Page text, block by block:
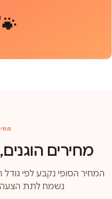
מחירים
המחיר הסופי נקבע לפי
נשמח לתת הצעה